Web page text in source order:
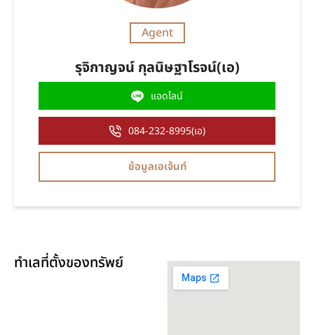
Agent
รุจิกาญจน์ กุลนิษฐาโรจน์(เอ)
แอดไลน์
084-232-8995(เอ)
ข้อมูลเอเจ้นท์
ทำเลที่ตั้งของทรัพย์